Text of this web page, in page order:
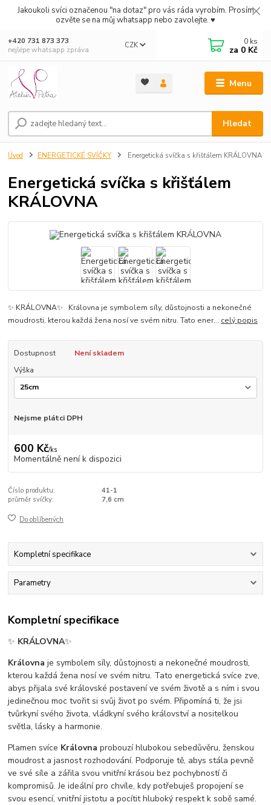
Jakoukoli svíci označenou "na dotaz" pro vás ráda vyrobím. Prosím
ozvěte se na můj whatsapp nebo zavolejte. ♥
Menu
CZK
Hledat
+420 731 873 373
nejlépe whatsapp zpráva
0 ks
za 0 Kč
Úvod ENERGETICKÉ SVÍČKY Energetická svíčka s křišťálem KRÁLOVNA
Energetická svíčka s křišťálem
KRÁLOVNA
✨ KRÁLOVNA✨ Královna je symbolem síly, důstojnosti a nekonečné
moudrosti, kterou každá žena nosí ve svém nitru. Tato ener... celý popis
Dostupnost
Není skladem
Výška
Nejsme plátci DPH
600 Kč/ks
Momentálně není k dispozici
Číslo produktu:
41-1
průměr svíčky:
7,6 cm
Do oblíbených
Kompletní specifikace
Parametry
Kompletní specifikace
✨ KRÁLOVNA✨
Královna je symbolem síly, důstojnosti a nekonečné moudrosti,
kterou každá žena nosí ve svém nitru. Tato energetická svíce zve,
abys přijala své královské postavení ve svém životě a s ním i svou
jedinečnou moc tvořit si svůj život po svém. Připomíná ti, že jsi
tvůrkyní svého života, vládkyní svého království a nositelkou
světla, lásky a harmonie.
Plamen svíce Královna probouzí hlubokou sebedůvěru, ženskou
moudrost a jasnost rozhodování. Podporuje tě, abys stála pevně
ve své síle a zářila svou vnitřní krásou bez pochybností či
kompromisů. Je ideální pro chvíle, kdy potřebuješ propojení se
svou esencí, vnitřní jistotu a pocítit hluboký respekt k sobě samé.